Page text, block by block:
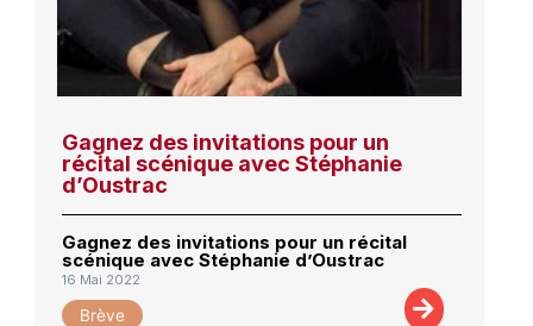
Gagnez des invitations pour un
récital scénique avec Stéphanie
d’Oustrac
Gagnez des invitations pour un récital
scénique avec Stéphanie d’Oustrac
16 Mai 2022
Brève